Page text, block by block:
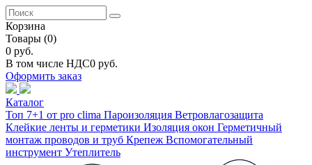
Корзина
Товары (0)
0 руб.
В том числе НДС0 руб.
Оформить заказ
Каталог
Топ 7+1 от pro clima Пароизоляция Ветровлагозащита
Клейкие ленты и герметики Изоляция окон Герметичный
монтаж проводов и труб Крепеж Вспомогательный
инструмент Утеплитель